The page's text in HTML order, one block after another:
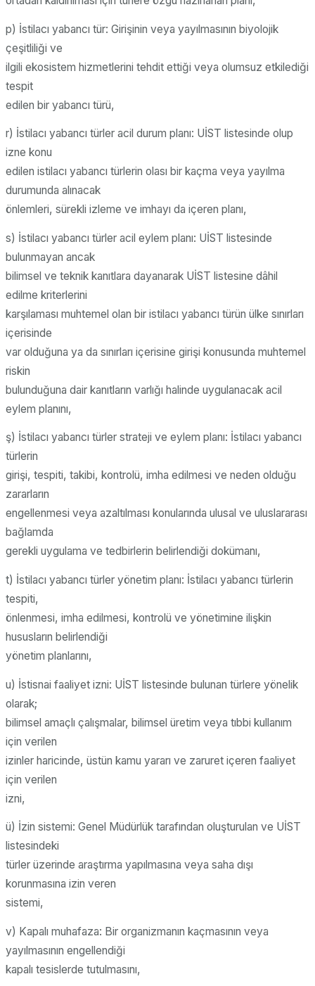
p) İstilacı yabancı tür: Girişinin veya yayılmasının biyolojik
çeşitliliği ve
ilgili ekosistem hizmetlerini tehdit ettiği veya olumsuz etkilediği
tespit
edilen bir yabancı türü,
r) İstilacı yabancı türler acil durum planı: UİST listesinde olup
izne konu
edilen istilacı yabancı türlerin olası bir kaçma veya yayılma
durumunda alınacak
önlemleri, sürekli izleme ve imhayı da içeren planı,
s) İstilacı yabancı türler acil eylem planı: UİST listesinde
bulunmayan ancak
bilimsel ve teknik kanıtlara dayanarak UİST listesine dâhil
edilme kriterlerini
karşılaması muhtemel olan bir istilacı yabancı türün ülke sınırları
içerisinde
var olduğuna ya da sınırları içerisine girişi konusunda muhtemel
riskin
bulunduğuna dair kanıtların varlığı halinde uygulanacak acil
eylem planını,
ş) İstilacı yabancı türler strateji ve eylem planı: İstilacı yabancı
türlerin
girişi, tespiti, takibi, kontrolü, imha edilmesi ve neden olduğu
zararların
engellenmesi veya azaltılması konularında ulusal ve uluslararası
bağlamda
gerekli uygulama ve tedbirlerin belirlendiği dokümanı,
t) İstilacı yabancı türler yönetim planı: İstilacı yabancı türlerin
tespiti,
önlenmesi, imha edilmesi, kontrolü ve yönetimine ilişkin
hususların belirlendiği
yönetim planlarını,
u) İstisnai faaliyet izni: UİST listesinde bulunan türlere yönelik
olarak;
bilimsel amaçlı çalışmalar, bilimsel üretim veya tıbbi kullanım
için verilen
izinler haricinde, üstün kamu yararı ve zaruret içeren faaliyet
için verilen
izni,
ü) İzin sistemi: Genel Müdürlük tarafından oluşturulan ve UİST
listesindeki
türler üzerinde araştırma yapılmasına veya saha dışı
korunmasına izin veren
sistemi,
v) Kapalı muhafaza: Bir organizmanın kaçmasının veya
yayılmasının engellendiği
kapalı tesislerde tutulmasını,